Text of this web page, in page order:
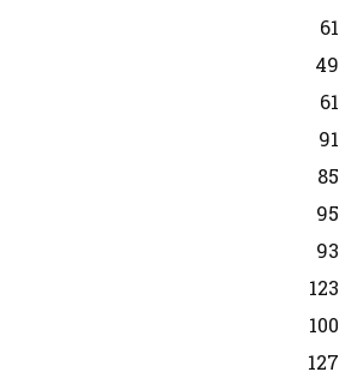
61
49
61
91
85
95
93
123
100
127